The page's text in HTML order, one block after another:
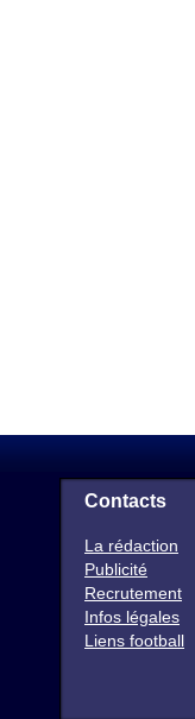
Contacts
La rédaction
Publicité
Recrutement
Infos légales
Liens football